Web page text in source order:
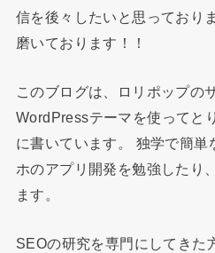
信を後々したいと思っており
磨いております！！
このブログは、ロリポップの
WordPressテーマを使ってと
に書いています。 独学で簡単
ホのアプリ開発を勉強したり
ます。
SEOの研究を専門にしてきた